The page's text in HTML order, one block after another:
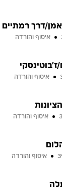
דרך רמתיים
איסוף והורדה
ז'בוטינסקי
איסוף והורדה
איסוף והורדה
איסוף והורדה